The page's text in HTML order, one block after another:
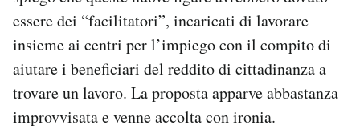
essere dei “facilitatori”, incaricati di lavorare
insieme ai centri per l’impiego con il compito di
aiutare i beneficiari del reddito di cittadinanza a
trovare un lavoro. La proposta apparve abbastanza
improvvisata e venne accolta con ironia.